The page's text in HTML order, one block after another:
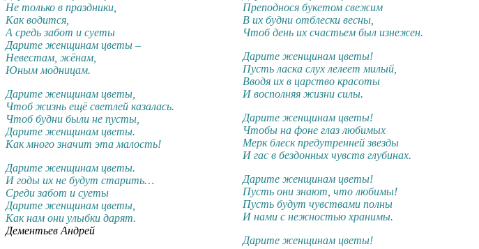
Не только в праздники,
Как водится,
А средь забот и суеты
Дарите женщинам цветы –
Невестам, жёнам,
Юным модницам.
Дарите женщинам цветы,
Чтоб жизнь ещё светлей казалась.
Чтоб будни были не пусты,
Дарите женщинам цветы.
Как много значит эта малость!
Дарите женщинам цветы.
И годы их не будут старить…
Среди забот и суеты
Дарите женщинам цветы,
Как нам они улыбки дарят.
Дементьев Андрей
Преподнося букетом свежим
В их будни отблески весны,
Чтоб день их счастьем был изнежен.
Дарите женщинам цветы!
Пусть ласка слух лелеет милый,
Вводя их в царство красоты
И восполняя жизни силы.
Дарите женщинам цветы!
Чтобы на фоне глаз любимых
Мерк блеск предутренней звезды
И гас в бездонных чувств глубинах.
Дарите женщинам цветы!
Пусть они знают, что любимы!
Пусть будут чувствами полны
И нами с нежностью хранимы.
Дарите женщинам цветы!